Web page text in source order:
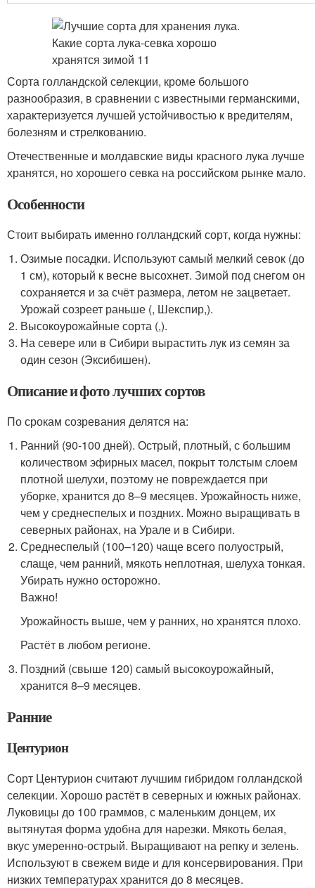
Сорта голландской селекции, кроме большого
разнообразия, в сравнении с известными германскими,
характеризуется лучшей устойчивостью к вредителям,
болезням и стрелкованию.
Отечественные и молдавские виды красного лука лучше
хранятся, но хорошего севка на российском рынке мало.
Особенности
Стоит выбирать именно голландский сорт, когда нужны:
Озимые посадки. Используют самый мелкий севок (до
1 см), который к весне высохнет. Зимой под снегом он
сохраняется и за счёт размера, летом не зацветает.
Урожай созреет раньше (, Шекспир,).
Высокоурожайные сорта (,).
На севере или в Сибири вырастить лук из семян за
один сезон (Эксибишен).
Описание и фото лучших сортов
По срокам созревания делятся на:
Ранний (90-100 дней). Острый, плотный, с большим
количеством эфирных масел, покрыт толстым слоем
плотной шелухи, поэтому не повреждается при
уборке, хранится до 8–9 месяцев. Урожайность ниже,
чем у среднеспелых и поздних. Можно выращивать в
северных районах, на Урале и в Сибири.
Среднеспелый (100–120) чаще всего полуострый,
слаще, чем ранний, мякоть неплотная, шелуха тонкая.
Убирать нужно осторожно.
Важно!
Урожайность выше, чем у ранних, но хранятся плохо.
Растёт в любом регионе.
Поздний (свыше 120) самый высокоурожайный,
хранится 8–9 месяцев.
Ранние
Центурион
Сорт Центурион считают лучшим гибридом голландской
селекции. Хорошо растёт в северных и южных районах.
Луковицы до 100 граммов, с маленьким донцем, их
вытянутая форма удобна для нарезки. Мякоть белая,
вкус умеренно-острый. Выращивают на репку и зелень.
Используют в свежем виде и для консервирования. При
низких температурах хранится до 8 месяцев.